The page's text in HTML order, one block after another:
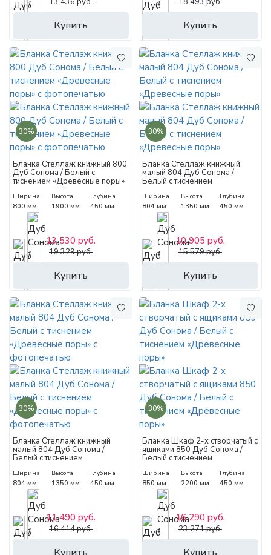
Купить Купить
30%
Бланка Стеллаж книжный 800
Дуб Сонома / Белый с
тиснением «Древесные поры»
Ширина
800 мм
Высота
1900 мм
Глубина
450 мм
Купить
13 530 руб.
19 329 руб.
30%
Бланка Стеллаж книжный
малый 804 Дуб Сонома /
Белый с тиснением
Ширина
804 мм
Высота
1350 мм
Глубина
450 мм
Купить
10 905 руб.
15 579 руб.
30%
Бланка Стеллаж книжный
малый 804 Дуб Сонома /
Белый с тиснением
фотопечатью
Ширина
804 мм
Высота
1350 мм
Глубина
450 мм
11 490 руб.
16 414 руб.
30%
Бланка Шкаф 2-х створчатый с
ящиками 850 Дуб Сонома /
Белый с тиснением
Ширина
850 мм
Высота
2200 мм
Глубина
450 мм
16 290 руб.
23 271 руб.